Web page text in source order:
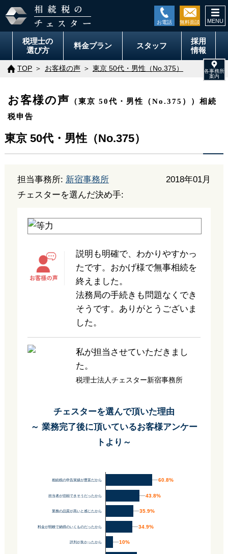
税理士の
選び方
料金プラン スタッフ
採用
情報
TOP お客様の声 東京 50代・男性（No.375）
お客様の声
（東京 50代・男性（No.375））相続
税申告
東京 50代・男性（No.375）
担当事務所: 新宿事務所
2018年01月
チェスターを選んだ決め手:
説明も明確で、わかりやすかっ
たです。おかげ様で無事相続を
終えました。
法務局の手続きも問題なくでき
そうです。ありがとうございま
した。
私が担当させていただきまし
た。
税理士法人チェスター新宿事務所
チェスターを選んで頂いた理由
～ 業務完了後に頂いているお客様アンケー
トより～
相続税の申告実績が豊富だから
担当者が信頼できそうだったから
業務の品質が高いと感じたから
料金が明瞭で納得のいくものだったから
評判が良かったから
60.8%
60.8%
43.8%
43.8%
35.9%
35.9%
34.9%
34.9%
10%
10%